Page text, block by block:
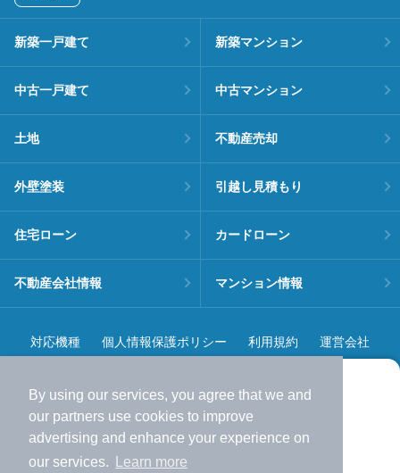
By using our services, you agree that we and
our partners use cookies to improve
advertising and enhance your experience on
our services.
Learn more
より使いやすくなった
アプリで物件探ししませんか？
サクサク動く地図で物件検索
新築一戸建て 新築マンション
中古一戸建て 中古マンション
土地 不動産売却
外壁塗装 引越し見積もり
住宅ローン カードローン
不動産会社情報 マンション情報
対応機種 個人情報保護ポリシー 利用規約 運営会社